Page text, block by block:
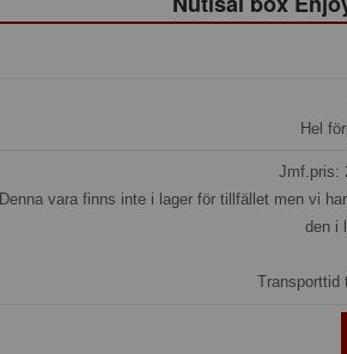
Hel
Jmf.pris:
Denna vara finns inte i lager för tillfället men vi
den i
Transporttid